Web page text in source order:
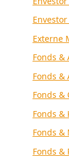
Externe
Fonds &
Fonds &
Fonds &
Fonds &
Fonds &
Fonds &